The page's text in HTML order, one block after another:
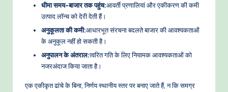
धीमा समय-बाजार तक पहुंच:आवर्ती प्रणालियां और एकीकरण की कमी
उत्पाद लॉन्च को देरी देती हैं।
अनुकूलता की कमी:आधारभूत संरचना बदलते बाजार की आवश्यकताओं
के अनुकूल नहीं हो सकती है।
अनुपालन के अंतराल:त्वरित गति के लिए नियामक आवश्यकताओं को
नजरअंदाज किया जाता है।
एक एकीकृत ढांचे के बिना, निर्णय स्थानीय स्तर पर बनाए जाते हैं, न कि समग्र